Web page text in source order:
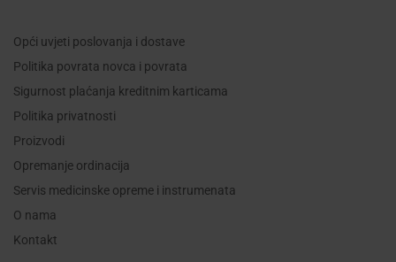
Opći uvjeti poslovanja i dostave
Politika povrata novca i povrata
Sigurnost plaćanja kreditnim karticama
Politika privatnosti
Proizvodi
Opremanje ordinacija
Servis medicinske opreme i instrumenata
O nama
Kontakt